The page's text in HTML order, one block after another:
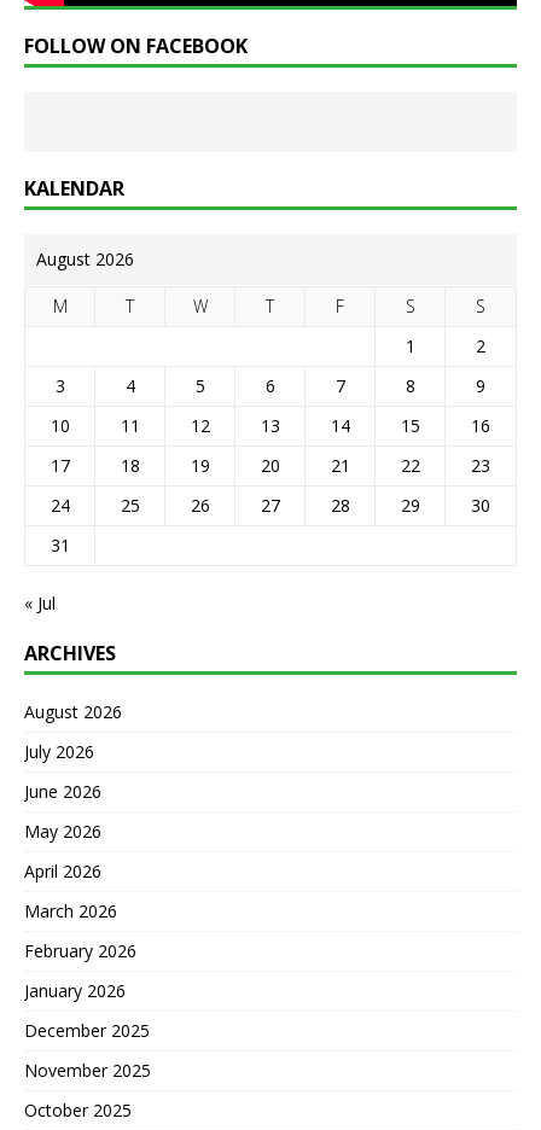
FOLLOW ON FACEBOOK
KALENDAR
August 2026
M T W T F S
S
1
2
3
4 5 6 7 8
9
10
11 12 13 14 15
16
17
18 19 20 21 22
23
24
25 26 27 28 29
30
31
« Jul
ARCHIVES
August 2026
July 2026
June 2026
May 2026
April 2026
March 2026
February 2026
January 2026
December 2025
November 2025
October 2025